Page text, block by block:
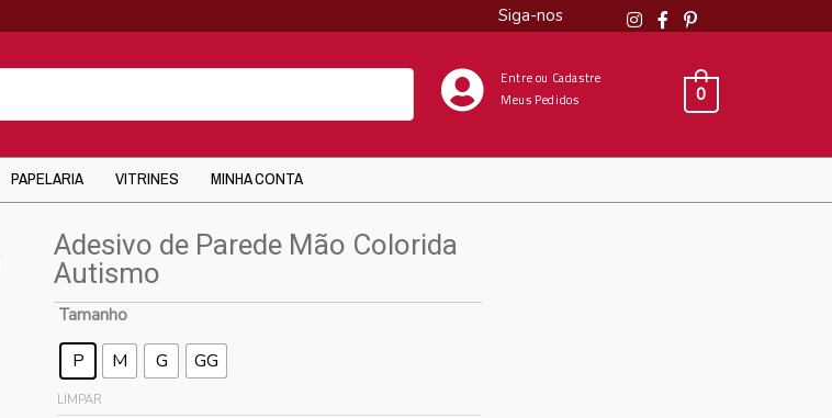
Siga-nos
Entre ou Cadastre
Meus Pedidos
0
PAPELARIA VITRINES MINHA CONTA
Adesivo de Parede Mão Colorida
Autismo
Tamanho
P M G GG
LIMPAR